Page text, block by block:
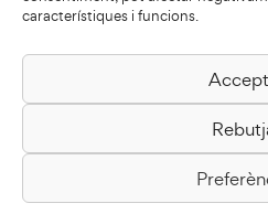
característiques i funcions.
Biblioteca Pilarin
Passeig de la Generalitat, 1
08500 Vic